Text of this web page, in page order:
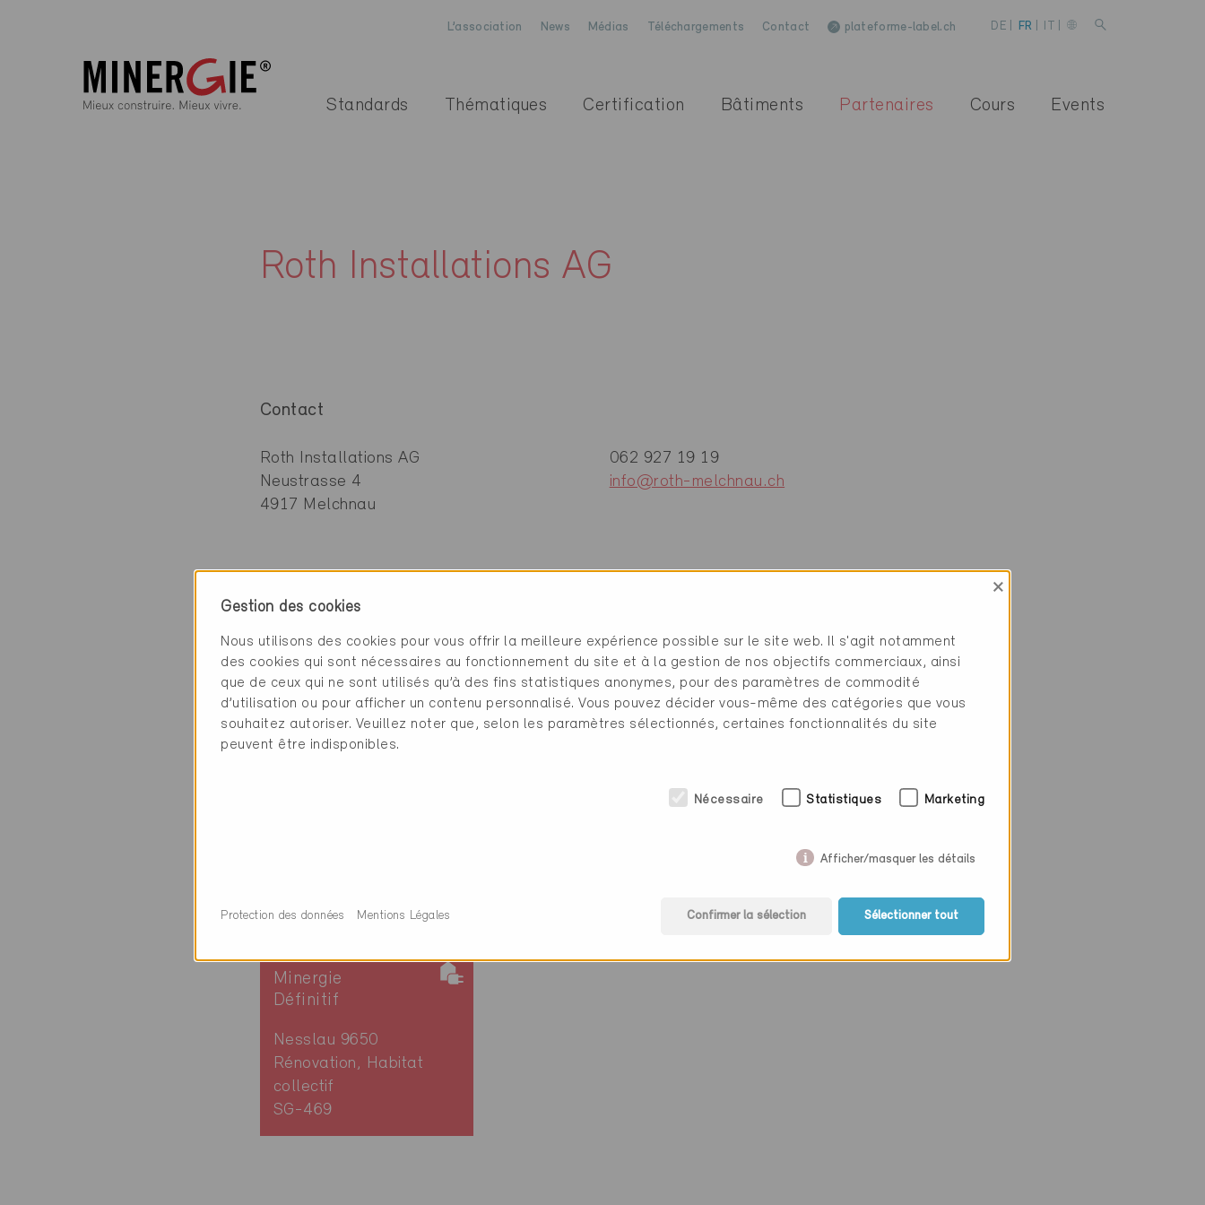
L’association News Médias Téléchargements Contact plateforme-label.ch DE FR
Standards Thématiques Certification Bâtiments Partenaires Cours Events
Roth Installations AG
Contact
Roth Installations AG
Neustrasse 4
4917 Melchnau
062 927 19 19
info@roth-melchnau.ch
Catégorie
Planification
Planification énergétique
Minergie
Définitif
Nesslau 9650
Rénovation, Habitat
collectif
SG-469
Gestion des cookies
×
Nous utilisons des cookies pour vous offrir la meilleure expérience possible sur le site web. Il s'agit notamment
des cookies qui sont nécessaires au fonctionnement du site et à la gestion de nos objectifs commerciaux, ainsi
que de ceux qui ne sont utilisés qu’à des fins statistiques anonymes, pour des paramètres de commodité
d’utilisation ou pour afficher un contenu personnalisé. Vous pouvez décider vous-même des catégories que vous
souhaitez autoriser. Veuillez noter que, selon les paramètres sélectionnés, certaines fonctionnalités du site
peuvent être indisponibles.
Nécessaire Statistiques Marketing
Afficher/masquer les détails
Confirmer la sélection Sélectionner tout
Protection des données Mentions Légales